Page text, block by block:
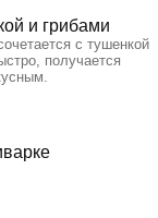
и грибами
с тушенкой
получается